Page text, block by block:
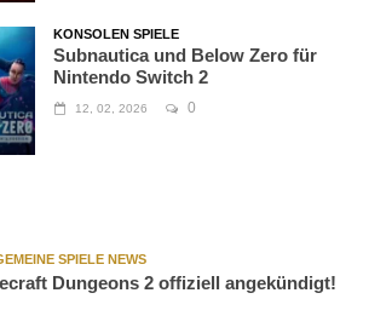
KONSOLEN SPIELE
Subnautica und Below Zero für
Nintendo Switch 2
12, 02, 2026 0
SPIELE NEWS
Dungeons 2 offiziell angekündigt!